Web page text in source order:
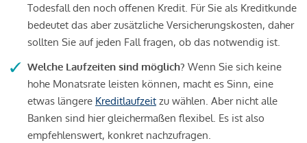
Todesfall den noch offenen Kredit. Für Sie als Kreditkunde
bedeutet das aber zusätzliche Versicherungskosten, daher
sollten Sie auf jeden Fall fragen, ob das notwendig ist.
Welche Laufzeiten sind möglich? Wenn Sie sich keine
hohe Monatsrate leisten können, macht es Sinn, eine
etwas längere Kreditlaufzeit zu wählen. Aber nicht alle
Banken sind hier gleichermaßen flexibel. Es ist also
empfehlenswert, konkret nachzufragen.